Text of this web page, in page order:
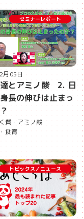
セミナーレポート
月05日
とアミノ酸 2. 日
長の伸びは止まっ
質・アミノ酸
食育
トピックス／ニュース